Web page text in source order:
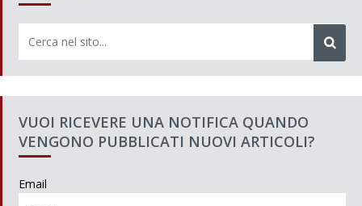
VUOI RICEVERE UNA NOTIFICA QUANDO
VENGONO PUBBLICATI NUOVI ARTICOLI?
Email